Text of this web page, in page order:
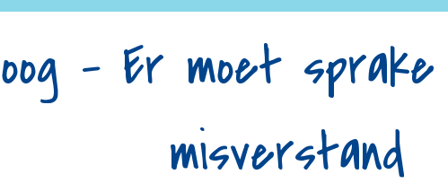
– Er moet
misverstand